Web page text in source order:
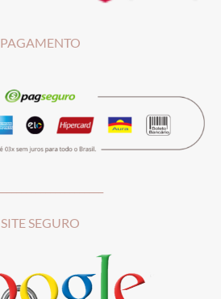
PAGAMENTO
SITE SEGURO